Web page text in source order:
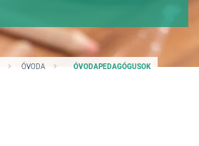
ÓVODA ÓVODAPEDAGÓGUSOK